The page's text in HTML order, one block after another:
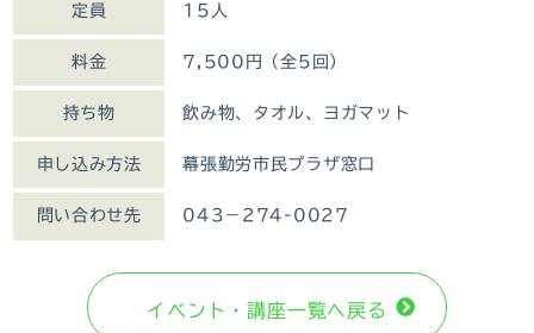
定員 15人
料金 7,500円（全5回）
持ち物 飲み物、タオル、ヨガマット
申し込み方法 幕張勤労市民プラザ窓口
問い合わせ先 043－274-0027
イベント・講座⼀覧へ戻る